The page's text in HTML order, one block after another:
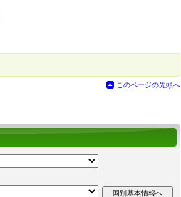
このページの先頭へ